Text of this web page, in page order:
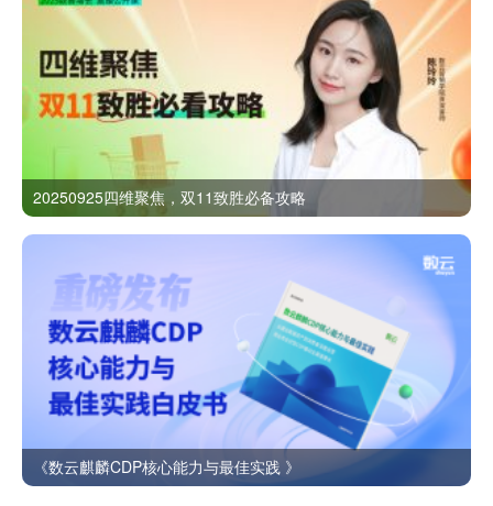
20250925四维聚焦，双11致胜必备攻略
《数云麒麟CDP核心能力与最佳实践 》